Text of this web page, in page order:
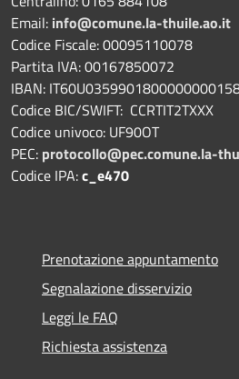
Email: info@comune.la-thuile.ao.it
Codice Fiscale: 00095110078
Partita IVA: 00167850072
IBAN:
Codice BIC/SWIFT: CCRTIT2TXXX
Codice univoco: UF90OT
PEC: protocollo@pec.comune.la-
Codice IPA:c_e470
Prenotazione appuntamento
Segnalazione disservizio
Leggi le FAQ
Richiesta assistenza